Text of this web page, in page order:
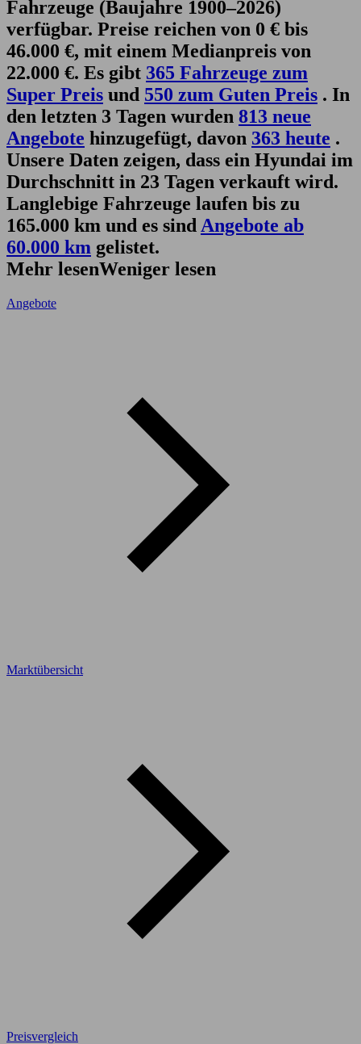
Fahrzeuge (Baujahre 1900–2026)
verfügbar. Preise reichen von 0 € bis
46.000 €, mit einem Medianpreis von
22.000 €. Es gibt 365 Fahrzeuge zum
Super Preis und 550 zum Guten Preis . In
den letzten 3 Tagen wurden 813 neue
Angebote hinzugefügt, davon 363 heute .
Unsere Daten zeigen, dass ein Hyundai im
Durchschnitt in 23 Tagen verkauft wird.
Langlebige Fahrzeuge laufen bis zu
165.000 km und es sind Angebote ab
60.000 km gelistet.
Mehr lesenWeniger lesen
Angebote
Marktübersicht
Preisvergleich